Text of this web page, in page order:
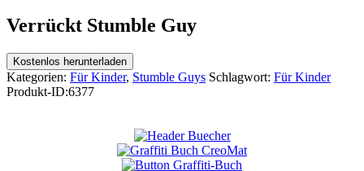
Verrückt Stumble Guy
Kostenlos herunterladen
Kategorien: Für Kinder, Stumble Guys Schlagwort: Für Kinder
Produkt-ID:6377